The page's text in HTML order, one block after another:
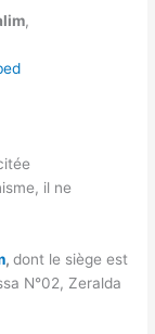
,
il ne
,dont le siège est
N°02, Zeralda